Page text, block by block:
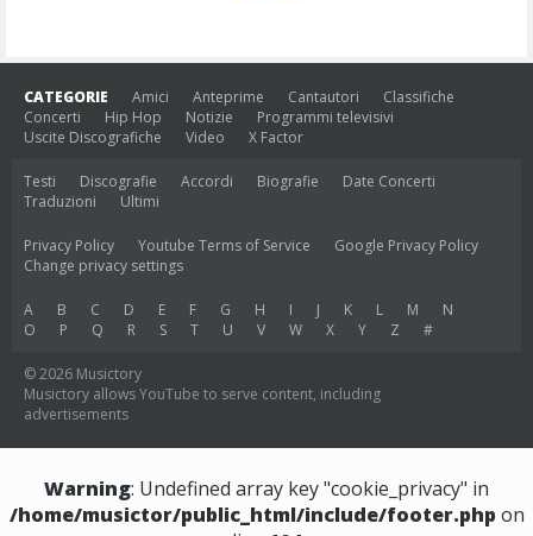
CATEGORIE Amici Anteprime Cantautori
Classifiche
Concerti
Hip Hop Notizie
Programmi televisivi
Uscite Discografiche
Video X Factor
Testi Discografie Accordi Biografie
Date Concerti
Traduzioni
Ultimi
Privacy Policy Youtube Terms of Service
Google Privacy Policy
Change privacy settings
A B C D E F G H I J K L M
N
O
P Q R S T U V W X Y Z #
© 2026 Musictory
Musictory allows YouTube to serve content, including
advertisements
Warning: Undefined array key "cookie_privacy" in
/home/musictor/public_html/include/footer.php on